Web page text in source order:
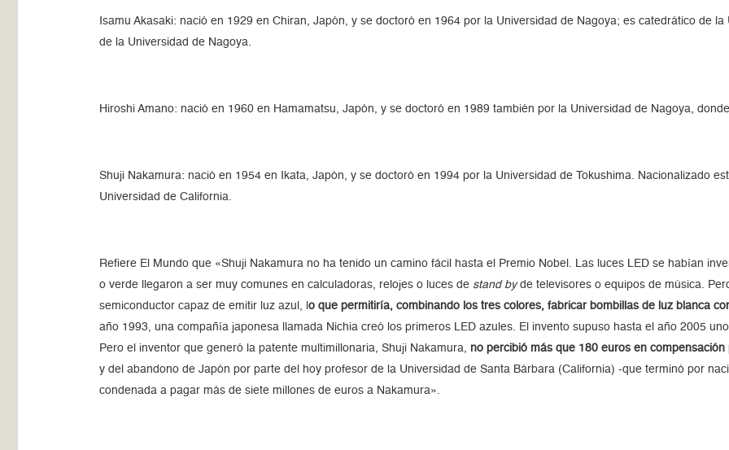
Isamu Akasaki: nació en 1929 en Chiran, Japón, y se doctoró en 1964 por la Universidad de Nagoya; es catedrático de
de la Universidad de Nagoya.
Hiroshi Amano: nació en 1960 en Hamamatsu, Japón, y se doctoró en 1989 también por la Universidad de Nagoya,
Shuji Nakamura: nació en 1954 en Ikata, Japón, y se doctoró en 1994 por la Universidad de Tokushima. Nacionalizado
Universidad de California.
Refiere El Mundo que «Shuji Nakamura no ha tenido un camino fácil hasta el Premio Nobel. Las luces LED se habían
o verde llegaron a ser muy comunes en calculadoras, relojes o luces de stand byde televisores o equipos de música.
semiconductor capaz de emitir luz azul, lo que permitiría, combinando los tres colores, fabricar bombillas de luz blanca
año 1993, una compañía japonesa llamada Nichia creó los primeros LED azules. El invento supuso hasta el año 2005
Pero el inventor que generó la patente multimillonaria, Shuji Nakamura, no percibió más que 180 euros en
y del abandono de Japón por parte del hoy profesor de la Universidad de Santa Bárbara (California) -que terminó por
condenada a pagar más de siete millones de euros a Nakamura».